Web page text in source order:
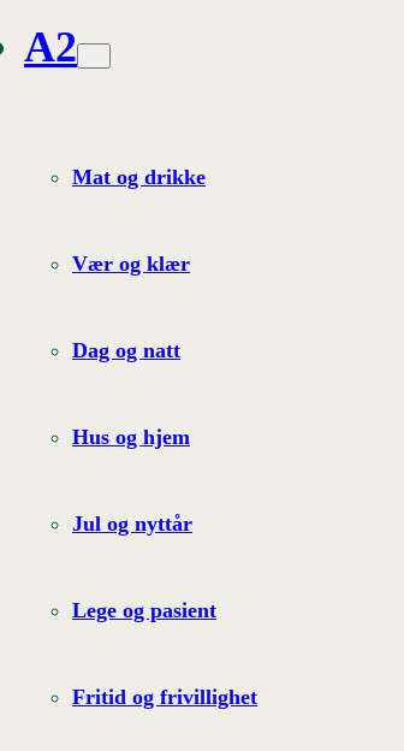
A2
Mat og drikke
Vær og klær
Dag og natt
Hus og hjem
Jul og nyttår
Lege og pasient
Fritid og frivillighet